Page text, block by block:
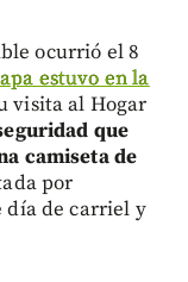
ocurrió el 8
estuvo en la
visita al Hogar
que
camiseta de
por
día de carriel y